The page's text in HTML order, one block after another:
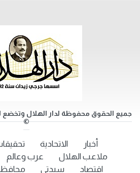
جميع الحقوق محفوظة لدار الهلال وتخضع
©
أخبار الاتحادية
ملاعب الهلال
عرب وعالم
اقتصاد
سيدتي